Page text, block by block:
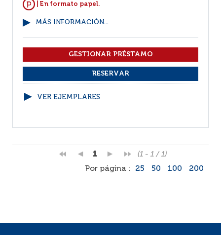
| En formato papel.
MÁS INFORMACIÓN...
VER EJEMPLARES
1
(1 - 1 / 1)
Por página :
25 50 100 200